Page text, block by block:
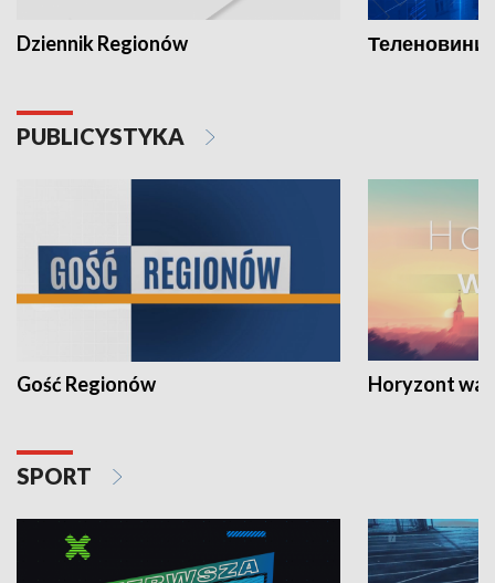
Dziennik Regionów Теленовини
PUBLICYSTYKA
Gość Regionów Horyzont
SPORT